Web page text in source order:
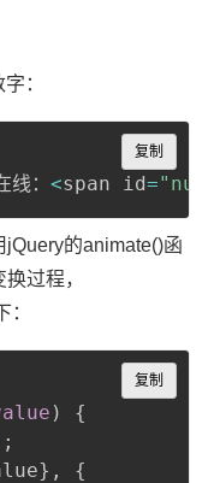
：
线： <span id=
复制
Copy
的animate()函
过程，
)
{
;
} ,
{
复制
Copy